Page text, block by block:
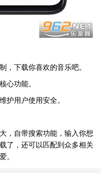
，下载你喜欢的音乐吧。
心功能。
护用户使用安全。
，自带搜索功能，输入你想
了，还可以匹配到众多相关
。